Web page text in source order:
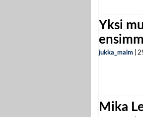
Yksi
jukka_malm
Mika